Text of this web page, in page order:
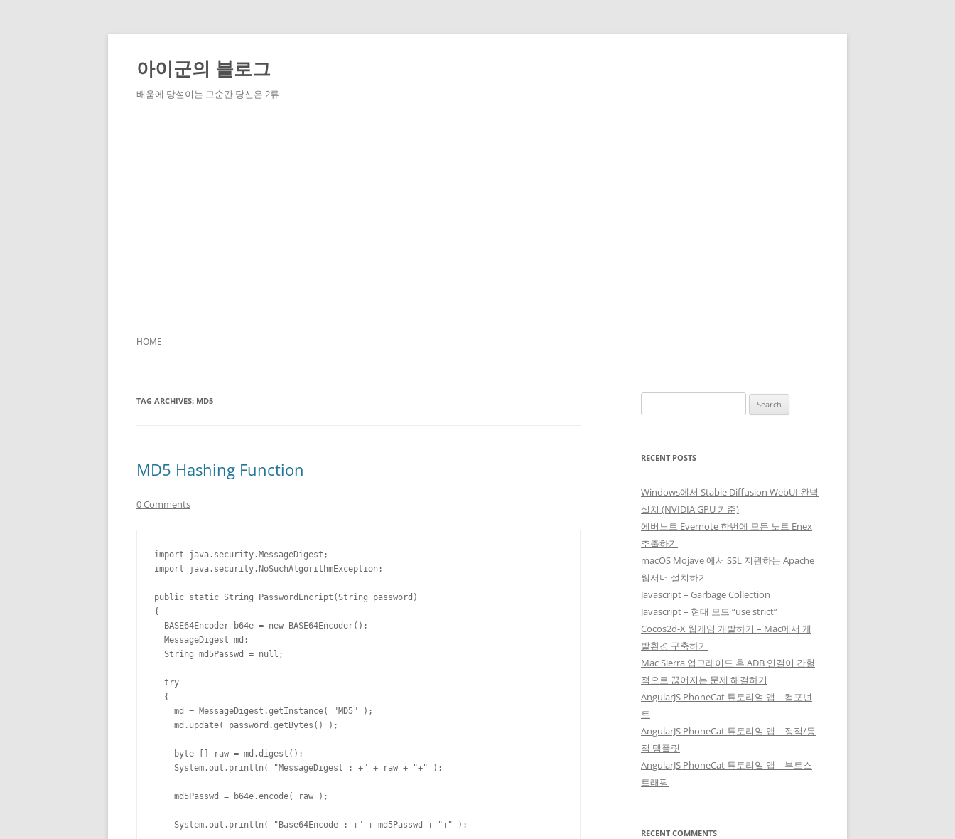
Skip
content
아이군의 블로그
배움에 망설이는 그순간 당신은 2류
HOME
TAG ARCHIVES: MD5
MD5 Hashing Function
0 Comments
import java.security.MessageDigest;
import java.security.NoSuchAlgorithmException;
public static String PasswordEncript(String password)
{
BASE64Encoder b64e = new BASE64Encoder();
MessageDigest md;
String md5Passwd = null;
try
{
md = MessageDigest.getInstance( "MD5" );
md.update( password.getBytes() );
byte [] raw = md.digest();
System.out.println( "MessageDigest : +" + raw + "+" );
md5Passwd = b64e.encode( raw );
System.out.println( "Base64Encode : +" + md5Passwd + "+" );
for:
RECENT POSTS
Windows에서 Stable Diffusion WebUI 완벽
설치 (NVIDIA GPU 기준)
에버노트 Evernote 한번에 모든 노트 Enex
추출하기
macOS Mojave 에서 SSL 지원하는 Apache
웹서버 설치하기
Javascript – Garbage Collection
Javascript – 현대 모드 “use strict”
Cocos2d-X 웹게임 개발하기 – Mac에서 개
발환경 구축하기
Mac Sierra 업그레이드 후 ADB 연결이 간헐
적으로 끊어지는 문제 해결하기
AngularJS PhoneCat 튜토리얼 앱 – 컴포넌
트
AngularJS PhoneCat 튜토리얼 앱 – 정적/동
적 템플릿
AngularJS PhoneCat 튜토리얼 앱 – 부트스
트래핑
RECENT COMMENTS